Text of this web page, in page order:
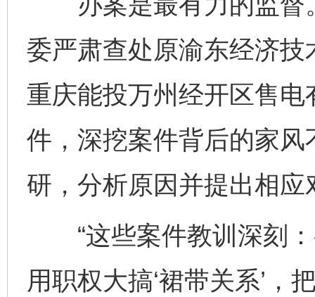
委严肃查处原渝东经济
重庆能投万州经开区售
件，深挖案件背后的家
研，分析原因并提出相应
“这些案件教训深刻：
用职权大搞‘裙带关系’，